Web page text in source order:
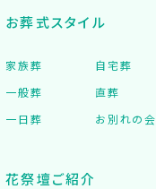
お葬式スタイル
家族葬
自宅葬
一般葬
直葬
一日葬
お別れの会
花祭壇ご紹介